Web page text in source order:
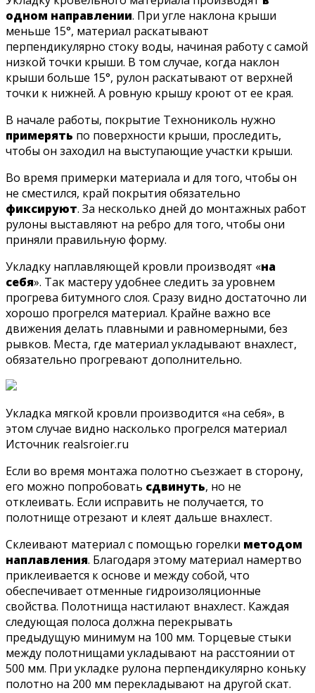
одном направлении. При угле наклона крыши
меньше 15°, материал раскатывают
перпендикулярно стоку воды, начиная работу с самой
низкой точки крыши. В том случае, когда наклон
крыши больше 15°, рулон раскатывают от верхней
точки к нижней. А ровную крышу кроют от ее края.
В начале работы, покрытие Технониколь нужно
примерять по поверхности крыши, проследить,
чтобы он заходил на выступающие участки крыши.
Во время примерки материала и для того, чтобы он
не сместился, край покрытия обязательно
фиксируют. За несколько дней до монтажных работ
рулоны выставляют на ребро для того, чтобы они
приняли правильную форму.
Укладку наплавляющей кровли производят «на
себя». Так мастеру удобнее следить за уровнем
прогрева битумного слоя. Сразу видно достаточно ли
хорошо прогрелся материал. Крайне важно все
движения делать плавными и равномерными, без
рывков. Места, где материал укладывают внахлест,
обязательно прогревают дополнительно.
Укладка мягкой кровли производится «на себя», в
этом случае видно насколько прогрелся материал
Источник realsroier.ru
Если во время монтажа полотно съезжает в сторону,
его можно попробовать сдвинуть, но не
отклеивать. Если исправить не получается, то
полотнище отрезают и клеят дальше внахлест.
Склеивают материал с помощью горелки методом
наплавления. Благодаря этому материал намертво
приклеивается к основе и между собой, что
обеспечивает отменные гидроизоляционные
свойства. Полотнища настилают внахлест. Каждая
следующая полоса должна перекрывать
предыдущую минимум на 100 мм. Торцевые стыки
между полотнищами укладывают на расстоянии от
500 мм. При укладке рулона перпендикулярно коньку
полотно на 200 мм перекладывают на другой скат.